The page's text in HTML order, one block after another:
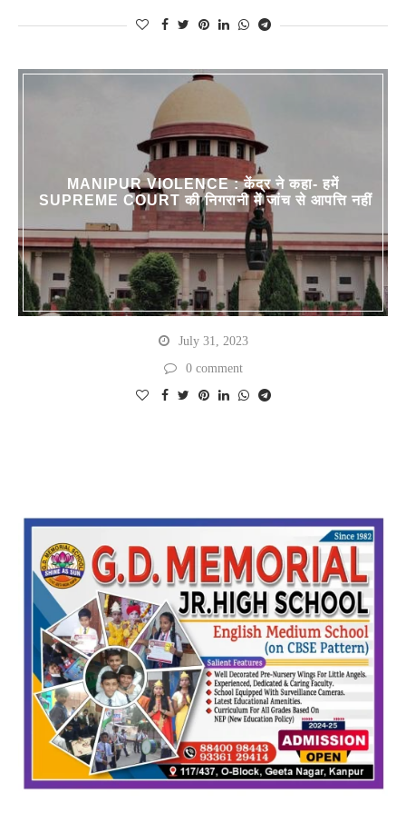
MANIPUR VIOLENCE : केंद्र ने कहा- हमें
SUPREME COURT की निगरानी में जांच से आपत्ति नहीं
July 31, 2023
0 comment